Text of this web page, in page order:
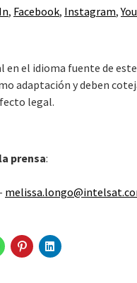
, Facebook, Instagram,
el idioma fuente de
adaptación y deben
legal.
prensa: